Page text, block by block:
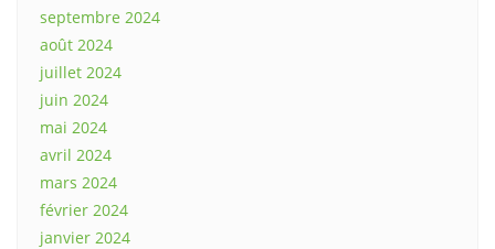
septembre 2024
août 2024
juillet 2024
juin 2024
mai 2024
avril 2024
mars 2024
février 2024
janvier 2024